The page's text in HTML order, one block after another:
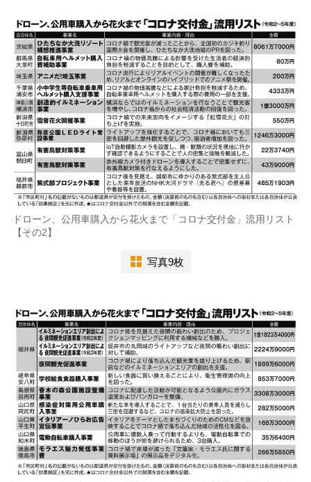
ドローン、公用車購入から花火まで「コロナ交付金」流用リスト
【その2】
写真9枚